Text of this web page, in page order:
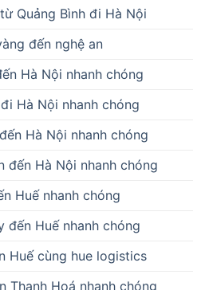
Quảng Bình đi Hà Nội
đến nghệ an
Hà Nội nhanh chóng
Hà Nội nhanh chóng
Hà Nội nhanh chóng
đến Hà Nội nhanh chóng
Huế nhanh chóng
đến Huế nhanh chóng
Huế cùng hue logistics
Thanh Hoá nhanh chóng